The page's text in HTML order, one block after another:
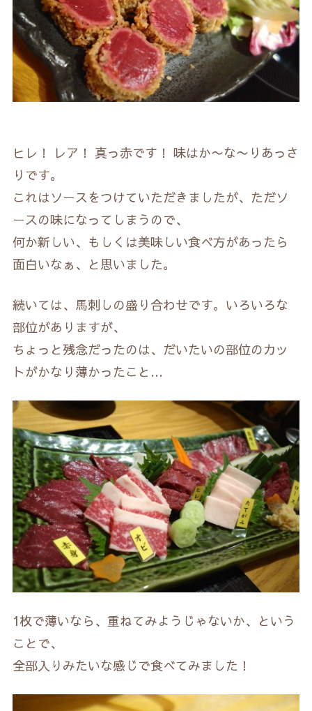
ヒレ！ レア！ 真っ赤です！ 味はか〜な〜りあっさ
りです。
これはソースをつけていただきましたが、ただソ
ースの味になってしまうので、
何か新しい、もしくは美味しい食べ方があったら
面白いなぁ、と思いました。
続いては、馬刺しの盛り合わせです。いろいろな
部位がありますが、
ちょっと残念だったのは、だいたいの部位のカッ
トがかなり薄かったこと…
1枚で薄いなら、重ねてみようじゃないか、という
ことで、
全部入りみたいな感じで食べてみました！